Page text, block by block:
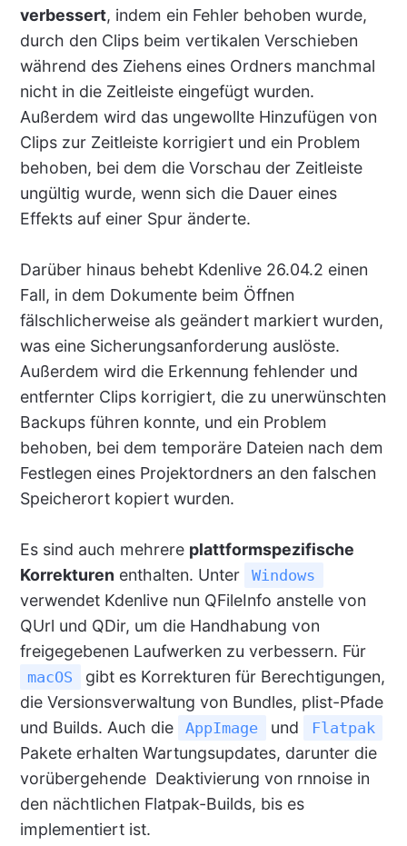
verbessert, indem ein Fehler behoben wurde,
durch den Clips beim vertikalen Verschieben
während des Ziehens eines Ordners manchmal
nicht in die Zeitleiste eingefügt wurden.
Außerdem wird das ungewollte Hinzufügen von
Clips zur Zeitleiste korrigiert und ein Problem
behoben, bei dem die Vorschau der Zeitleiste
ungültig wurde, wenn sich die Dauer eines
Effekts auf einer Spur änderte.
Darüber hinaus behebt Kdenlive 26.04.2 einen
Fall, in dem Dokumente beim Öffnen
fälschlicherweise als geändert markiert wurden,
was eine Sicherungsanforderung auslöste.
Außerdem wird die Erkennung fehlender und
entfernter Clips korrigiert, die zu unerwünschten
Backups führen konnte, und ein Problem
behoben, bei dem temporäre Dateien nach dem
Festlegen eines Projektordners an den falschen
Speicherort kopiert wurden.
Es sind auch mehrere plattformspezifische
Korrekturen enthalten. Unter Windows
verwendet Kdenlive nun QFileInfo anstelle von
QUrl und QDir, um die Handhabung von
freigegebenen Laufwerken zu verbessern. Für
macOS
gibt es Korrekturen für Berechtigungen,
die Versionsverwaltung von Bundles, plist-Pfade
und Builds. Auch die
AppImage und Flatpak
Pakete erhalten Wartungsupdates, darunter die
vorübergehende Deaktivierung von rnnoise in
den nächtlichen Flatpak-Builds, bis es
implementiert ist.